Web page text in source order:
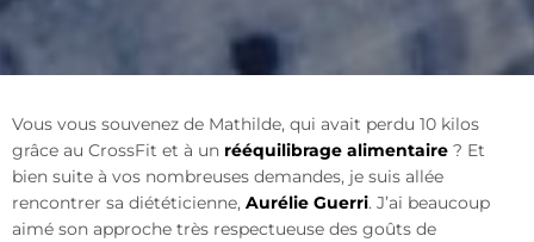
Vous vous souvenez de Mathilde, qui avait perdu 10 kilos
grâce au CrossFit et à un rééquilibrage alimentaire ? Et
bien suite à vos nombreuses demandes, je suis allée
rencontrer sa diététicienne, Aurélie Guerri. J’ai beaucoup
aimé son approche très respectueuse des goûts de